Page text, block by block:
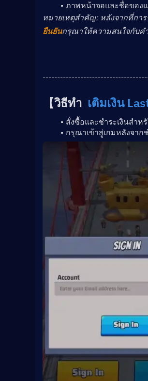
ภาพหน้าจอและชื่อของ
หมายเหตุสำคัญ: หลังจากที่กา
ยืนยันกรุณาให้ความสนใจกับค
【วิธีทำ เติมเงิน
สั่งซื้อและชำระเงินสำห
กรุณาเข้าสู่เกมหลังจา